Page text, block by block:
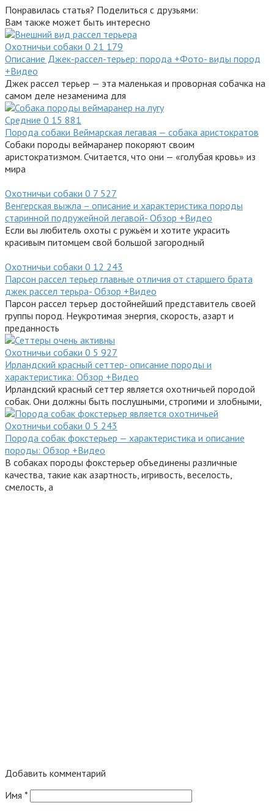
Понравилась статья? Поделиться с друзьями:
Вам также может быть интересно
Охотничьи собаки 0 21 179
Описание Джек-рассел-терьер: порода +Фото- виды пород
+Видео
Джек рассел терьер — эта маленькая и проворная собачка на
самом деле незаменима для
Средние 0 15 881
Порода собаки Веймарская легавая — собака аристократов
Собаки породы веймаранер покоряют своим
аристократизмом. Считается, что они — «голубая кровь» из
мира
Охотничьи собаки 0 7 527
Венгерская выжла – описание и характеристика породы
старинной подружейной легавой- Обзор +Видео
Если вы любитель охоты с ружьём и хотите украсить
красивым питомцем свой большой загородный
Охотничьи собаки 0 12 243
Парсон рассел терьер главные отличия от старшего брата
джек рассел терьра- Обзор +Видео
Парсон рассел терьер достойнейший представитель своей
группы пород. Неукротимая энергия, скорость, азарт и
преданность
Охотничьи собаки 0 5 927
Ирландский красный сеттер- описание породы и
характеристика: Обзор +Видео
Ирландский красный сеттер является охотничьей породой
собак. Они должны быть послушными, строгими и злобными,
Охотничьи собаки 0 5 243
Порода собак фокстерьер — характеристика и описание
породы: Обзор +Видео
В собаках породы фокстерьер объединены различные
качества, такие как азартность, игривость, веселость,
смелость, а
Добавить комментарий
Имя *